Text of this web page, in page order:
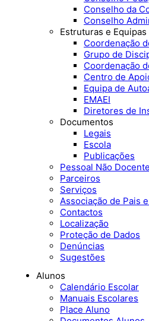
Conselho da
Conselho
Estruturas e Equipas
Coordenação
Grupo de
Coordenação
Centro de
Equipa de
EMAEI
Diretores de
Documentos
Legais
Escola
Publicações
Pessoal Não Docente
Parceiros
Serviços
Associação de Pais
Contactos
Localização
Proteção de Dados
Denúncias
Sugestões
Alunos
Calendário Escolar
Manuais Escolares
Place Aluno